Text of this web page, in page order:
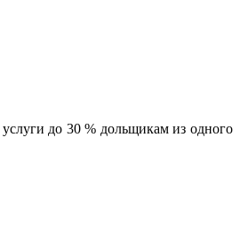
до 30 % дольщикам из одного